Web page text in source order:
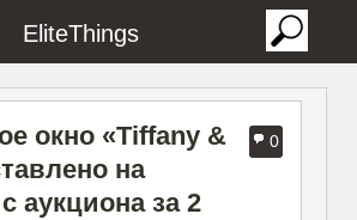
EliteThings
0
окно «Tiffany &
на
аукциона за 2